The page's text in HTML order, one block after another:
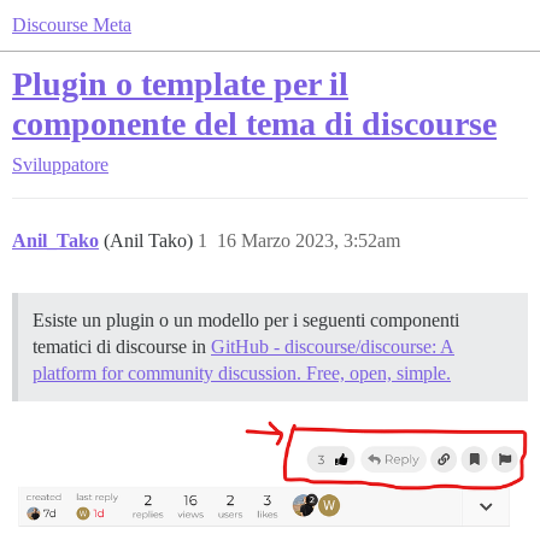
Discourse Meta
Plugin o template per il
componente del tema di discourse
Sviluppatore
Anil_Tako (Anil Tako) 16 Marzo 2023, 3:52am
1
Esiste un plugin o un modello per i seguenti componenti
tematici di discourse in GitHub - discourse/discourse: A
platform for community discussion. Free, open, simple.